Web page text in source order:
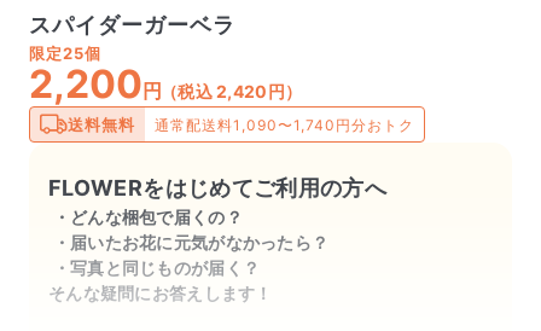
スパイダーガーベラ
限定25個
2,200 円 （税込 2,420円）
送料無料 通常配送料1,090〜1,740円分おトク
FLOWERをはじめてご利用の方へ
どんな梱包で届くの？
届いたお花に元気がなかったら？
写真と同じものが届く？
そんな疑問にお答えします！